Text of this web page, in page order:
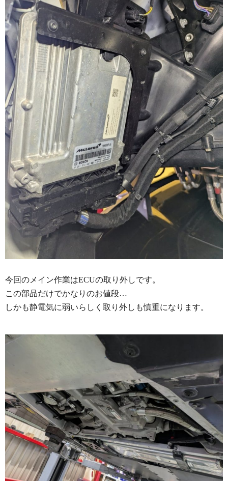
今回のメイン作業はECUの取り外しです。
この部品だけでかなりのお値段…
しかも静電気に弱いらしく取り外しも慎重になります。